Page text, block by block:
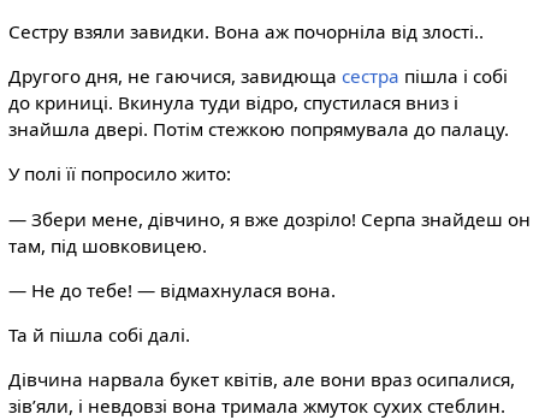
Сестру взяли завидки. Вона аж почорніла від злості..
Другого дня, не гаючися, завидюща сестра пішла і собі
до криниці. Вкинула туди відро, спустилася вниз і
знайшла двері. Потім стежкою попрямувала до палацу.
У полі її попросило жито:
— Збери мене, дівчино, я вже дозріло! Серпа знайдеш он
там, під шовковицею.
— Не до тебе! — відмахнулася вона.
Та й пішла собі далі.
Дівчина нарвала букет квітів, але вони враз осипалися,
зів’яли, і невдовзі вона тримала жмуток сухих стеблин.